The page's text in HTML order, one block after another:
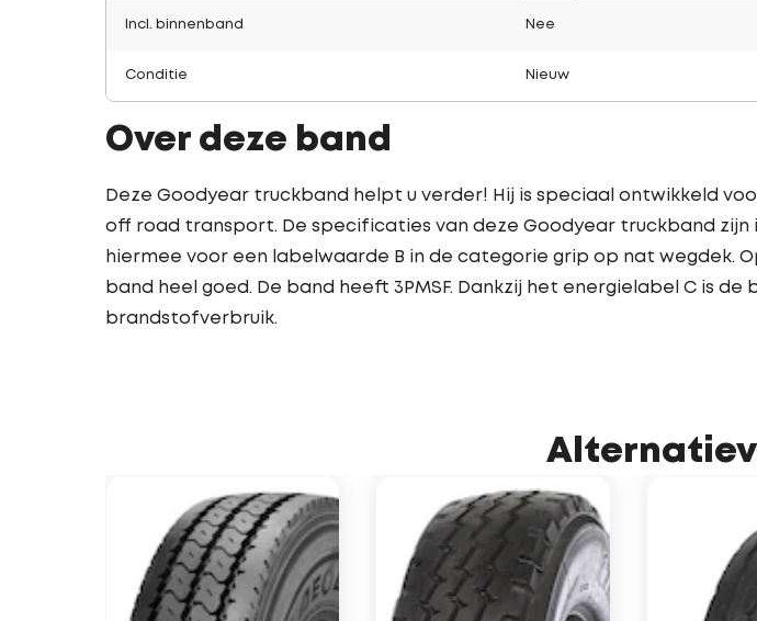
Incl. binnenband Nee
Conditie Nieuw
Over deze band
Deze Goodyear truckband helpt u verder! Hij is speciaal ontwikkeld
off road transport. De specificaties van deze Goodyear truckband zijn
hiermee voor een labelwaarde B in de categorie grip op nat wegdek.
band heel goed. De band heeft 3PMSF. Dankzij het energielabel C is de
brandstofverbruik.